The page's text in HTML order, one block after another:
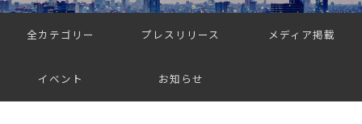
全カテゴリー プレスリリース メディア掲載
イベント お知らせ